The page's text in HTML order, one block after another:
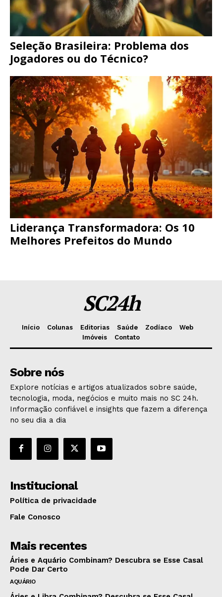
Seleção Brasileira: Problema dos
Jogadores ou do Técnico?
Liderança Transformadora: Os 10
Melhores Prefeitos do Mundo
SC24h
Início Colunas Editorias Saúde Zodíaco
Web
Imóveis
Contato
Sobre nós
Explore notícias e artigos atualizados sobre saúde,
tecnologia, moda, negócios e muito mais no SC 24h.
Informação confiável e insights que fazem a diferença
no seu dia a dia
Institucional
Política de privacidade
Fale Conosco
Mais recentes
Áries e Aquário Combinam? Descubra se Esse Casal
Pode Dar Certo
AQUÁRIO